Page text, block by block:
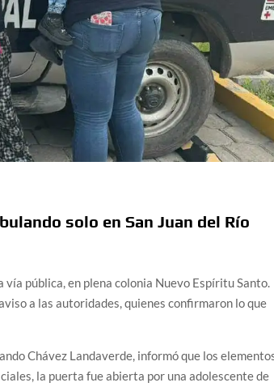
solo en San Juan del Río
vía pública, en plena colonia Nuevo Espíritu Santo.
a las autoridades, quienes confirmaron lo que
Chávez Landaverde, informó que los
la puerta fue abierta por una adolescente de